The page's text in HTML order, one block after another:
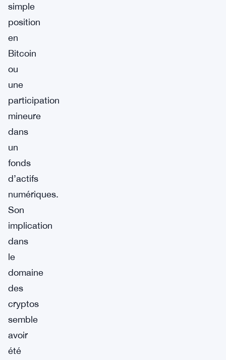
simple
position
en
Bitcoin
ou
une
participation
mineure
dans
un
fonds
d’actifs
numériques.
Son
implication
dans
le
domaine
des
cryptos
semble
avoir
été